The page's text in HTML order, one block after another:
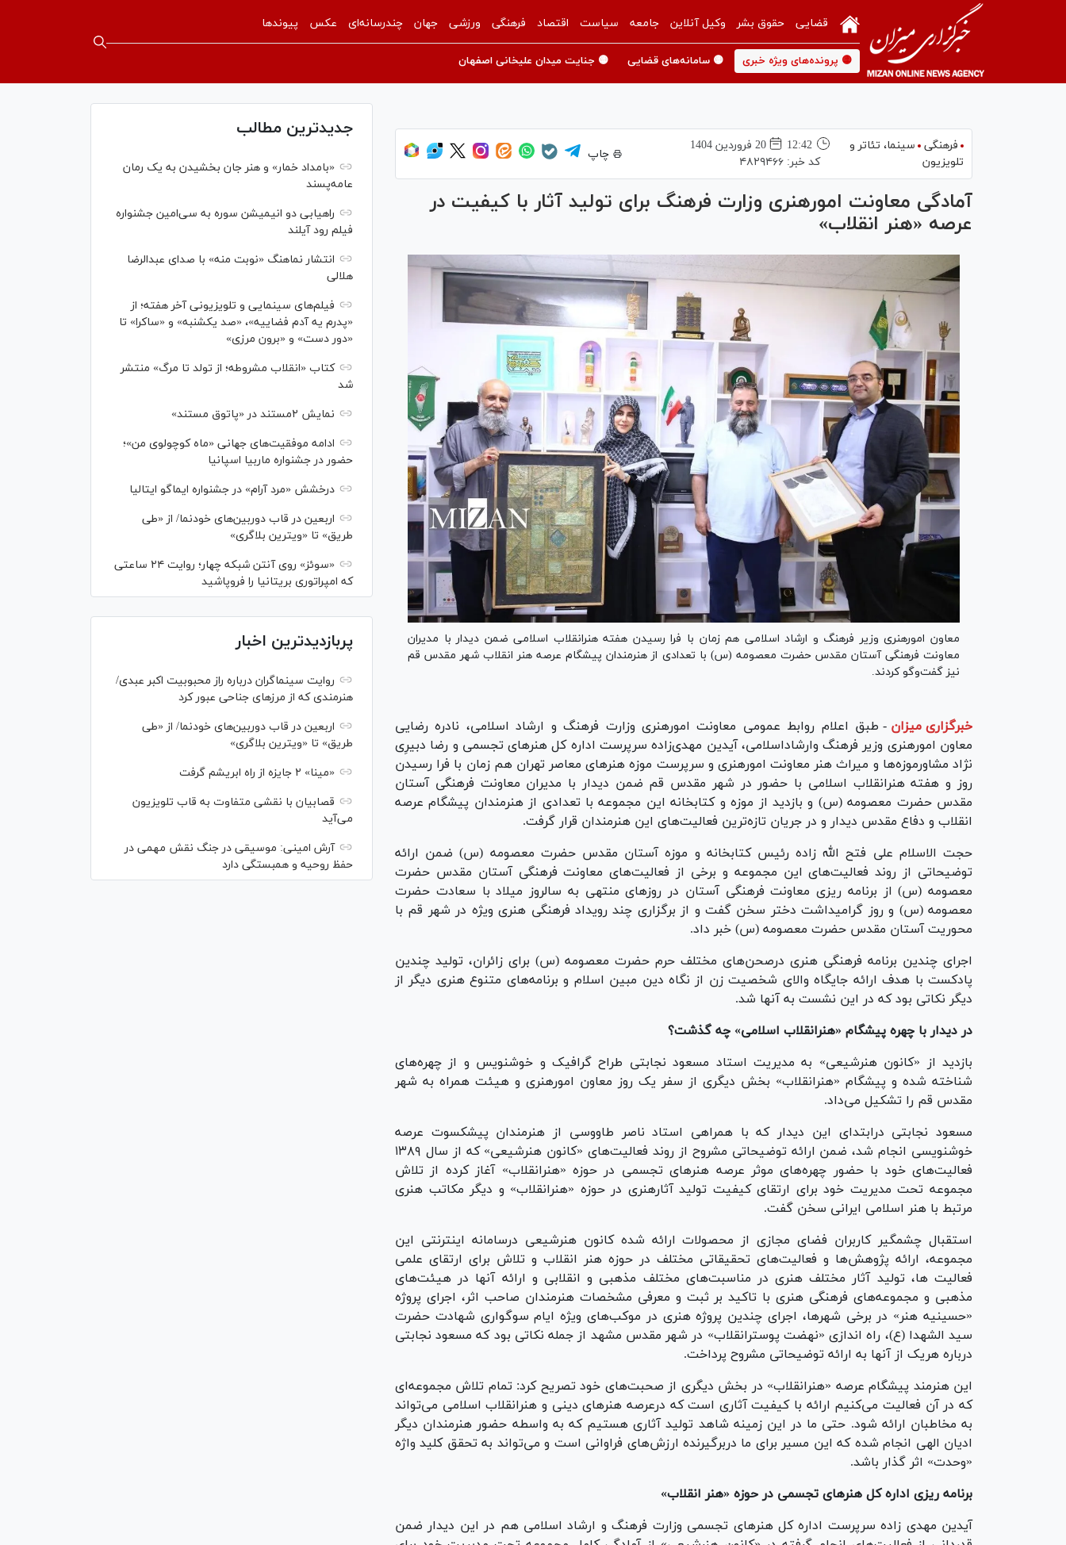
قضایی حقوق بشر وکیل آنلاین جامعه سیاست اقتصاد فرهنگی ورزشی جهان چندرسانه‌ای عکس پیوندها
🟡 پرونده‌های ویژه خبری 🟡 سامانه‌های قضایی 🟡 جنایت میدان علیخانی اصفهان
فرهنگی
سینما،‌ تئاتر و
تلویزیون
12:42
20 فروردين 1404
کد خبر: ۴۸۲۹۴۶۶
چاپ
آمادگی معاونت امورهنری وزارت فرهنگ برای تولید آثار با کیفیت در
عرصه «هنر انقلاب»
معاون امورهنری وزیر فرهنگ و ارشاد اسلامی هم زمان با فرا رسیدن هفته هنرانقلاب اسلامی ضمن دیدار با مدیران
معاونت فرهنگی آستان مقدس حضرت معصومه (س) با تعدادی از هنرمندان پیشگام عرصه هنر انقلاب شهر مقدس قم
نیز گفت‌و‌گو کردند.
خبرگزاری میزان - طبق اعلام روابط عمومی معاونت امورهنری وزارت فرهنگ و ارشاد اسلامی، نادره رضایی
معاون امورهنری وزیر فرهنگ وارشاداسلامی، آیدین مهدی‌زاده سرپرست اداره کل هنر‌های تجسمی و رضا دبیرِی
نژاد مشاورموزه‌ها و میراث هنر معاونت امورهنری و سرپرست موزه هنر‌های معاصر تهران هم زمان با فرا رسیدن
روز و هفته هنرانقلاب اسلامی با حضور در شهر مقدس قم ضمن دیدار با مدیران معاونت فرهنگی آستان
مقدس حضرت معصومه (س) و بازدید از موزه و کتابخانه این مجموعه با تعدادی از هنرمندان پیشگام عرصه
انقلاب و دفاع مقدس دیدار و در جریان تازه‌ترین فعالیت‌های این هنرمندان قرار گرفت.
حجت الاسلام علی فتح الله زاده رئیس کتابخانه و موزه آستان مقدس حضرت معصومه (س) ضمن ارائه
توضیحاتی از روند فعالیت‌های این مجموعه و برخی از فعالیت‌های معاونت فرهنگی آستان مقدس حضرت
معصومه (س) از برنامه ریزی معاونت فرهنگی آستان در روز‌های منتهی به سالروز میلاد با سعادت حضرت
معصومه (س) و روز گرامیداشت دختر سخن گفت و از برگزاری چند رویداد فرهنگی هنری ویژه در شهر قم با
محوریت آستان مقدس حضرت معصومه (س) خبر داد.
اجرای چندین برنامه فرهنگی هنری درصحن‌های مختلف حرم حضرت معصومه (س) برای زائران، تولید چندین
پادکست با هدف ارائه جایگاه والای شخصیت زن از نگاه دین مبین اسلام و برنامه‌های متنوع هنری دیگر از
دیگر نکاتی بود که در این نشست به آنها شد.
در دیدار با چهره پیشگام «هنرانقلاب اسلامی» چه گذشت؟
بازدید از «کانون هنرشیعی» به مدیریت استاد مسعود نجابتی طراح گرافیک و خوشنویس و از چهره‌های
شناخته شده و پیشگام «هنرانقلاب» بخش دیگری از سفر یک روز معاون امورهنری و هیئت همراه به شهر
مقدس قم را تشکیل می‌داد.
مسعود نجابتی درابتدای این دیدار که با همراهی استاد ناصر طاووسی از هنرمندان پیشکسوت عرصه
خوشنویسی انجام شد، ضمن ارائه توضیحاتی مشروح از روند فعالیت‌های «کانون هنرشیعی» که از سال ۱۳۸۹
فعالیت‌های خود با حضور چهره‌های موثر عرصه هنر‌های تجسمی در حوزه «هنرانقلاب» آغاز کرده از تلاش
مجموعه تحت مدیریت خود برای ارتقای کیفیت تولید آثارهنری در حوزه «هنرانقلاب» و دیگر مکاتب هنری
مرتبط با هنر اسلامی ایرانی سخن گفت.
استقبال چشمگیر کاربران فضای مجازی از محصولات ارائه شده کانون هنرشیعی درسامانه اینترنتی این
مجموعه، ارائه پژوهش‌ها و فعالیت‌های تحقیقاتی مختلف در حوزه هنر انقلاب و تلاش برای ارتقای علمی
فعالیت ها، تولید آثار مختلف هنری در مناسبت‌های مختلف مذهبی و انقلابی و ارائه آنها در هیئت‌های
مذهبی و مجموعه‌های فرهنگی هنری با تاکید بر ثبت و معرفی مشخصات هنرمندان صاحب اثر، اجرای پروژه
«حسینیه هنر» در برخی شهرها، اجرای چندین پروژه هنری در موکب‌های ویژه ایام سوگواری شهادت حضرت
سید الشهدا (ع)، راه اندازی «نهضت پوسترانقلاب» در شهر مقدس مشهد از جمله نکاتی بود که مسعود نجابتی
درباره هریک از آنها به ارائه توضیحاتی مشروح پرداخت.
این هنرمند پیشگام عرصه «هنرانقلاب» در بخش دیگری از صحبت‌های خود تصریح کرد: تمام تلاش مجموعه‌ای
که در آن فعالیت می‌کنیم ارائه با کیفیت آثاری است که درعرصه هنر‌های دینی و هنرانقلاب اسلامی می‌تواند
به مخاطبان ارائه شود. حتی ما در این زمینه شاهد تولید آثاری هستیم که به واسطه حضور هنرمندان دیگر
ادیان الهی انجام شده که این مسیر برای ما دربرگیرنده ارزش‌های فراوانی است و می‌تواند به تحقق کلید واژه
«وحدت» اثر گذار باشد.
برنامه ریزی اداره کل هنر‌های تجسمی در حوزه «هنر انقلاب»
آیدین مهدی زاده سرپرست اداره کل هنر‌های تجسمی وزارت فرهنگ و ارشاد اسلامی هم در این دیدار ضمن
جدیدترین مطالب
«بامداد خمار» و هنر جان بخشیدن به یک رمان
عامه‌پسند
راهیابی دو انیمیشن سوره به سی‌امین جشنواره
فیلم رود آیلند
انتشار نماهنگ «نوبت منه» با صدای عبدالرضا
هلالی
فیلم‌های سینمایی و تلویزیونی آخر هفته؛ از
«پدرم یه آدم فضاییه»، «صد یکشنبه» و «ساکرا» تا
«دور دست» و «برون مرزی»
کتاب «انقلاب مشروطه؛ از تولد تا مرگ» منتشر
شد
نمایش ۲مستند در «پاتوق مستند»
ادامه موفقیت‌های جهانی «ماه کوچولوی من»؛
حضور در جشنواره ماربیا اسپانیا
درخشش «مرد آرام» در جشنواره ایماگو ایتالیا
اربعین در قاب دوربین‌های خودنما/ از «طی
طریق» تا «ویترین بلاگری»
«سوئز» روی آنتن شبکه چهار؛ روایت ۲۴ ساعتی
که امپراتوری بریتانیا را فروپاشید
پربازدیدترین اخبار
روایت سینماگران درباره راز محبوبیت اکبر عبدی/
هنرمندی که از مرزهای جناحی عبور کرد
اربعین در قاب دوربین‌های خودنما/ از «طی
طریق» تا «ویترین بلاگری»
«مینا» ۲ جایزه از راه ابریشم گرفت
قصابیان با نقشی متفاوت به قاب تلویزیون
می‌آید
آرش امینی: موسیقی در جنگ نقش مهمی در
حفظ روحیه و همبستگی دارد